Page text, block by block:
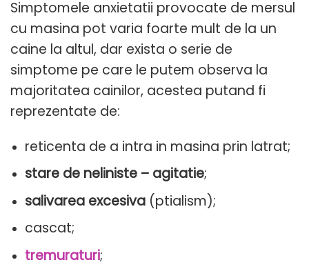
Simptomele anxietatii provocate de mersul
cu masina pot varia foarte mult de la un
caine la altul, dar exista o serie de
simptome pe care le putem observa la
majoritatea cainilor, acestea putand fi
reprezentate de:
reticenta de a intra in masina prin latrat;
stare de neliniste – agitatie;
salivarea excesiva(ptialism);
cascat;
tremuraturi;